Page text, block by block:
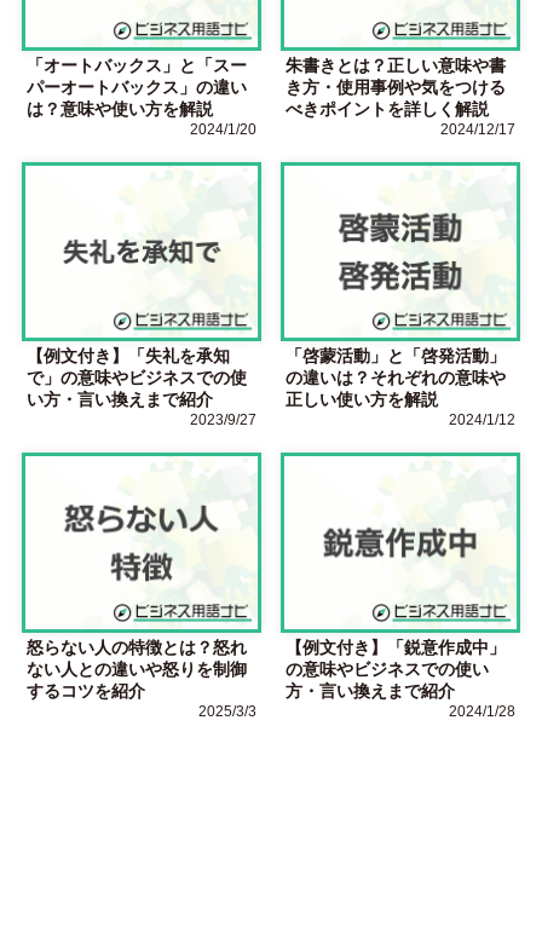
「オートバックス」と「スー
パーオートバックス」の違い
は？意味や使い方を解説
2024/1/20
朱書きとは？正しい意味や書
き方・使用事例や気をつける
べきポイントを詳しく解説
2024/12/17
【例文付き】「失礼を承知
で」の意味やビジネスでの使
い方・言い換えまで紹介
2023/9/27
「啓蒙活動」と「啓発活動」
の違いは？それぞれの意味や
正しい使い方を解説
2024/1/12
怒らない人の特徴とは？怒れ
ない人との違いや怒りを制御
するコツを紹介
2025/3/3
【例文付き】「鋭意作成中」
の意味やビジネスでの使い
方・言い換えまで紹介
2024/1/28